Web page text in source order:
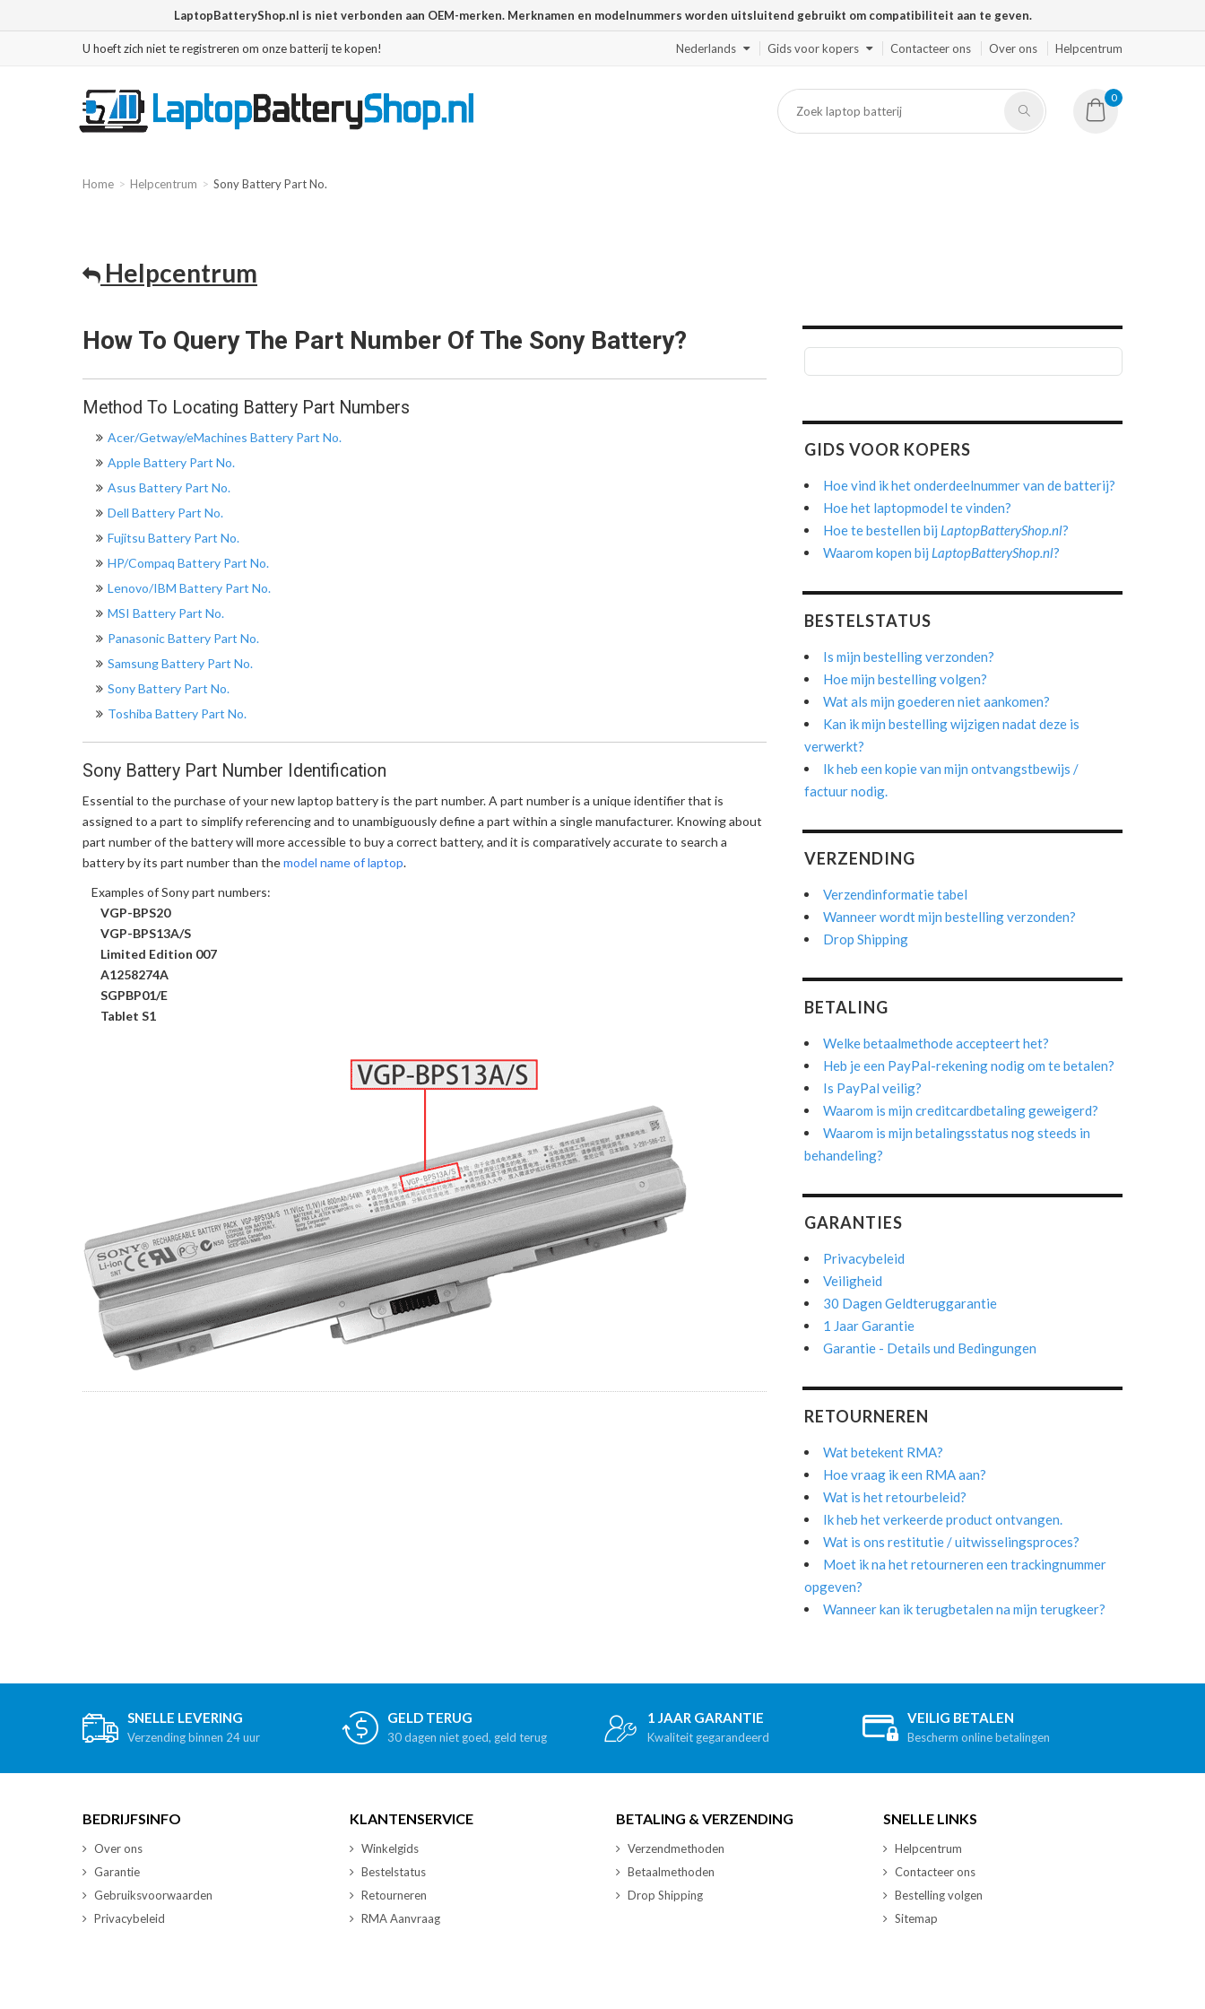
LaptopBatteryShop.nl is niet verbonden aan OEM-merken. Merknamen en modelnummers worden uitsluitend gebruikt om compatibiliteit aan te geven.
U hoeft zich niet te registreren om onze batterij te kopen! Nederlands Gids voor kopers Contacteer ons Over ons Helpcentrum
0
Home Helpcentrum Sony Battery Part No.
Helpcentrum
How To Query The Part Number Of The Sony Battery?
Method To Locating Battery Part Numbers
Acer/Getway/eMachines Battery Part No.
Apple Battery Part No.
Asus Battery Part No.
Dell Battery Part No.
Fujitsu Battery Part No.
HP/Compaq Battery Part No.
Lenovo/IBM Battery Part No.
MSI Battery Part No.
Panasonic Battery Part No.
Samsung Battery Part No.
Sony Battery Part No.
Toshiba Battery Part No.
Sony Battery Part Number Identification
Essential to the purchase of your new laptop battery is the part number. A part number is a unique identifier that is
assigned to a part to simplify referencing and to unambiguously define a part within a single manufacturer. Knowing about
part number of the battery will more accessible to buy a correct battery, and it is comparatively accurate to search a
battery by its part number than themodel name of laptop.
Examples of Sony part numbers:
VGP-BPS20
VGP-BPS13A/S
Limited Edition 007
A1258274A
SGPBP01/E
Tablet S1
GIDS VOOR KOPERS
Hoe vind ik het onderdeelnummer van de batterij?
Hoe het laptopmodel te vinden?
Hoe te bestellen bij LaptopBatteryShop.nl?
Waarom kopen bij LaptopBatteryShop.nl?
BESTELSTATUS
Is mijn bestelling verzonden?
Hoe mijn bestelling volgen?
Wat als mijn goederen niet aankomen?
Kan ik mijn bestelling wijzigen nadat deze is
verwerkt?
Ik heb een kopie van mijn ontvangstbewijs /
factuur nodig.
VERZENDING
Verzendinformatie tabel
Wanneer wordt mijn bestelling verzonden?
Drop Shipping
BETALING
Welke betaalmethode accepteert het?
Heb je een PayPal-rekening nodig om te betalen?
Is PayPal veilig?
Waarom is mijn creditcardbetaling geweigerd?
Waarom is mijn betalingsstatus nog steeds in
behandeling?
GARANTIES
Privacybeleid
Veiligheid
30 Dagen Geldteruggarantie
1 Jaar Garantie
Garantie - Details und Bedingungen
RETOURNEREN
Wat betekent RMA?
Hoe vraag ik een RMA aan?
Wat is het retourbeleid?
Ik heb het verkeerde product ontvangen.
Wat is ons restitutie / uitwisselingsproces?
Moet ik na het retourneren een trackingnummer
opgeven?
Wanneer kan ik terugbetalen na mijn terugkeer?
SNELLE LEVERING
Verzending binnen 24 uur
GELD TERUG
30 dagen niet goed, geld terug
1 JAAR GARANTIE
Kwaliteit gegarandeerd
VEILIG BETALEN
Bescherm online betalingen
BEDRIJFSINFO
Over ons
Garantie
Gebruiksvoorwaarden
Privacybeleid
KLANTENSERVICE
Winkelgids
Bestelstatus
Retourneren
RMA Aanvraag
BETALING & VERZENDING
Verzendmethoden
Betaalmethoden
Drop Shipping
SNELLE LINKS
Helpcentrum
Contacteer ons
Bestelling volgen
Sitemap